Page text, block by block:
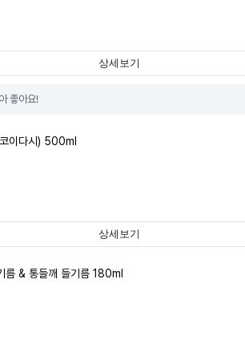
상세보기
좋아요!
이다시) 500ml
상세보기
름 & 통들깨 들기름 180ml